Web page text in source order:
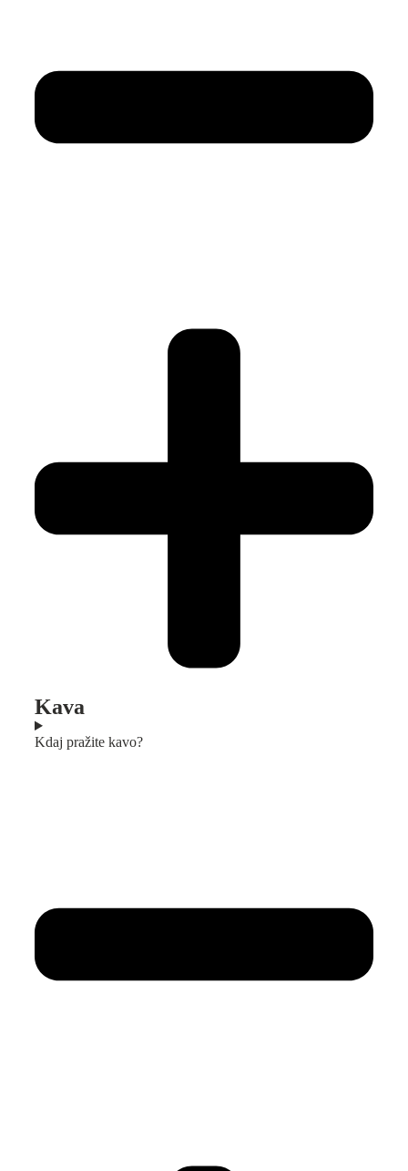
Kava
Kdaj pražite kavo?